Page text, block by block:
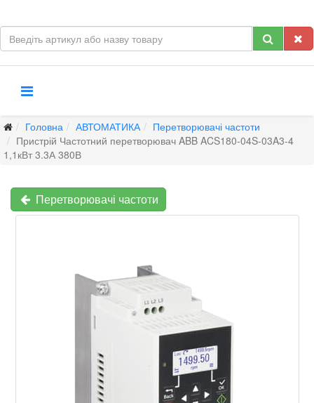
Головна АВТОМАТИКА
Перетворювачі частоти
Пристрій Частотний перетворювач ABB ACS180-04S-03A3-4
1,1кВт 3.3А 380В
Перетворювачі частоти